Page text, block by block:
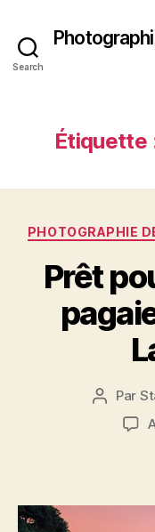
Search
Étiquette
PHOTOGRAPHIE
Prêt
Auteur
l'article
Par